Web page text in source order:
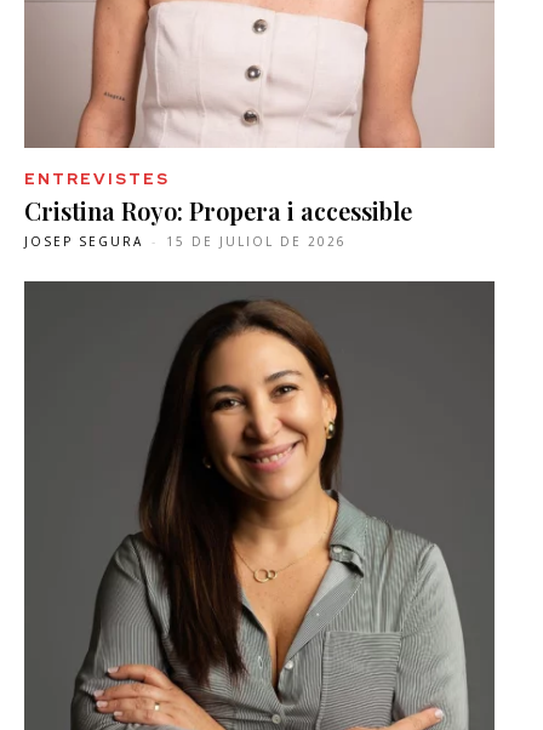
ENTREVISTES
Cristina Royo: Propera i accessible
JOSEP SEGURA - 15 DE JULIOL DE 2026